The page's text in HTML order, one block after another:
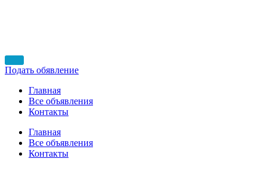
Подать обявление
Главная
Все объявления
Контакты
Главная
Все объявления
Контакты